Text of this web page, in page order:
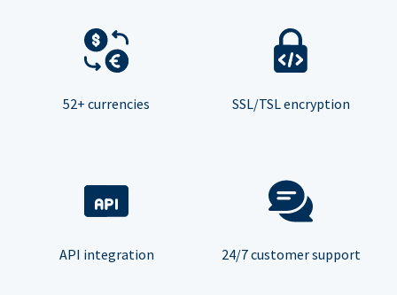
52+ currencies SSL/TSL encryption
API integration 24/7 customer support